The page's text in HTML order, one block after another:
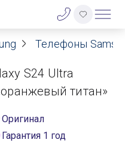
Телефоны
S24 Ultra
титан»
Оригинал
Гарантия 1 год